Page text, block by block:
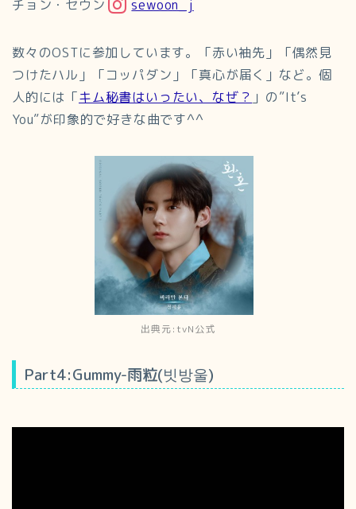
チョン・セウン sewoon_j
数々のOSTに参加しています。「赤い袖先」「偶然見
つけたハル」「コッパダン」「真心が届く」など。個
人的には「キム秘書はいったい、なぜ？ 」の”It’s
You”が印象的で好きな曲です^^
出典元:tvN公式
Part4:Gummy-雨粒(빗방울)